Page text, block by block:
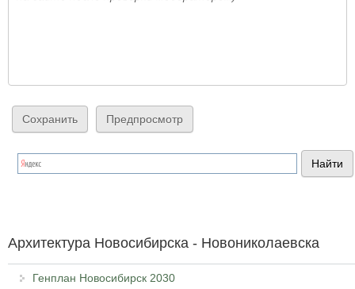
Архитектура Новосибирска - Новониколаевска
Генплан Новосибирск 2030